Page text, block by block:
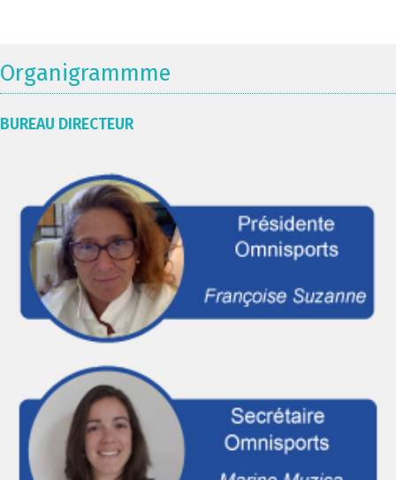
Organigrammme
BUREAU DIRECTEUR